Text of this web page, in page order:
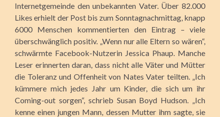
Internetgemeinde den unbekannten Vater. Über 82.000
Likes erhielt der Post bis zum Sonntagnachmittag, knapp
6000 Menschen kommentierten den Eintrag – viele
überschwänglich positiv. „Wenn nur alle Eltern so wären“,
schwärmte Facebook-Nutzerin Jessica Phaup. Manche
Leser erinnerten daran, dass nicht alle Väter und Mütter
die Toleranz und Offenheit von Nates Vater teilten. „Ich
kümmere mich jedes Jahr um Kinder, die sich um ihr
Coming-out sorgen“, schrieb Susan Boyd Hudson. „Ich
kenne einen jungen Mann, dessen Mutter ihm sagte, sie